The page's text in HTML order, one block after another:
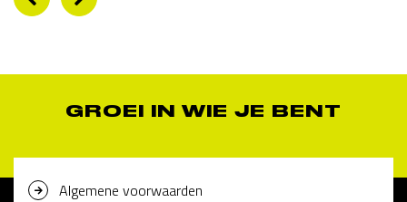
GROEI IN WIE JE BENT
Algemene voorwaarden